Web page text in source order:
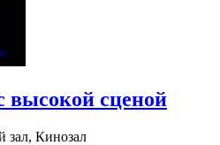
высокой сценой
зал, Кинозал